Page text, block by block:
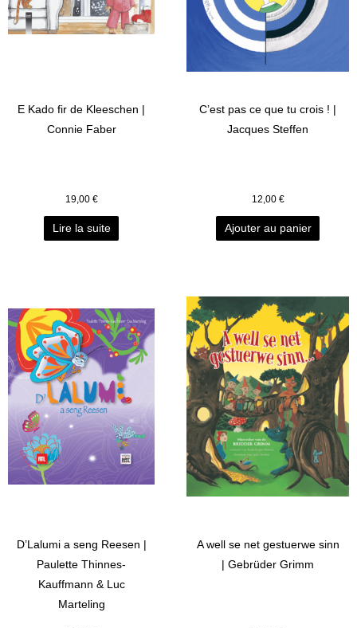
E Kado fir de Kleeschen |
Connie Faber
19,00 €
Lire la suite
C’est pas ce que tu crois ! |
Jacques Steffen
12,00 €
Ajouter au panier
D’Lalumi a seng Reesen |
Paulette Thinnes-
Kauffmann & Luc
Marteling
A well se net gestuerwe sinn
| Gebrüder Grimm